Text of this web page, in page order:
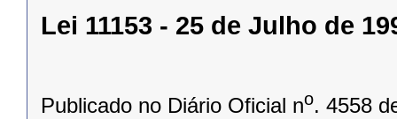
Lei 11153 - 25 de Julho de
Publicado no Diário Oficial no. 4558